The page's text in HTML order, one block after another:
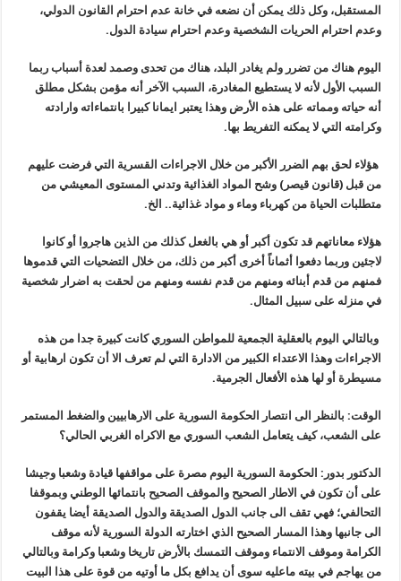
المستقبل، وكل ذلك يمكن أن نضعه في خانة عدم احترام القانون الدولي،
وعدم احترام الحريات الشخصية وعدم احترام سيادة الدول.
اليوم هناك من تضرر ولم يغادر البلد، هناك من تحدى وصمد لعدة أسباب ربما
السبب الأول لأنه لا يستطيع المغادرة، السبب الآخر أنه مؤمن بشكل مطلق
أنه حياته ومماته على هذه الأرض وهذا يعتبر ايمانا كبيرا بانتماءاته وارادته
وكرامته التي لا يمكنه التفريط بها.
هؤلاء لحق بهم الضرر الأكبر من خلال الاجراءات القسرية التي فرضت عليهم
من قبل (قانون قيصر) وشح المواد الغذائية وتدني المستوى المعيشي من
متطلبات الحياة من كهرباء وماء و مواد غذائية.. الخ.
هؤلاء معاناتهم قد تكون أكبر أو هي بالغعل كذلك من الذين هاجروا أو كانوا
لاجئين وربما دفعوا أثماناً أخرى أكبر من ذلك، من خلال التضحيات التي قدموها
فمنهم من قدم أبنائه ومنهم من قدم نفسه ومنهم من لحقت به اضرار شخصية
في منزله على سبيل المثال.
وبالتالي اليوم بالعقلية الجمعية للمواطن السوري كانت كبيرة جدا من هذه
الاجراءات وهذا الاعتداء الكبير من الادارة التي لم تعرف الا أن تكون ارهابية أو
مسيطرة أو لها هذه الأفعال الجرمية.
الوقت: بالنظر الى انتصار الحكومة السورية على الارهابيين والضغط المستمر
على الشعب، كيف يتعامل الشعب السوري مع الاكراه الغربي الحالي؟
الدكتور بدور: الحكومة السورية اليوم مصرة على مواقفها قيادة وشعبا وجيشا
على أن تكون في الاطار الصحيح والموقف الصحيح بانتمائها الوطني وبموقفا
التحالفي؛ فهي تقف الى جانب الدول الصديقة والدول الصديقة أيضا يقفون
الى جانبها وهذا المسار الصحيح الذي اختارته الدولة السورية لأنه موقف
الكرامة وموقف الانتماء وموقف التمسك بالأرض تاريخا وشعبا وكرامة وبالتالي
من يهاجم في بيته ماعليه سوى أن يدافع بكل ما أوتيه من قوة على هذا البيت